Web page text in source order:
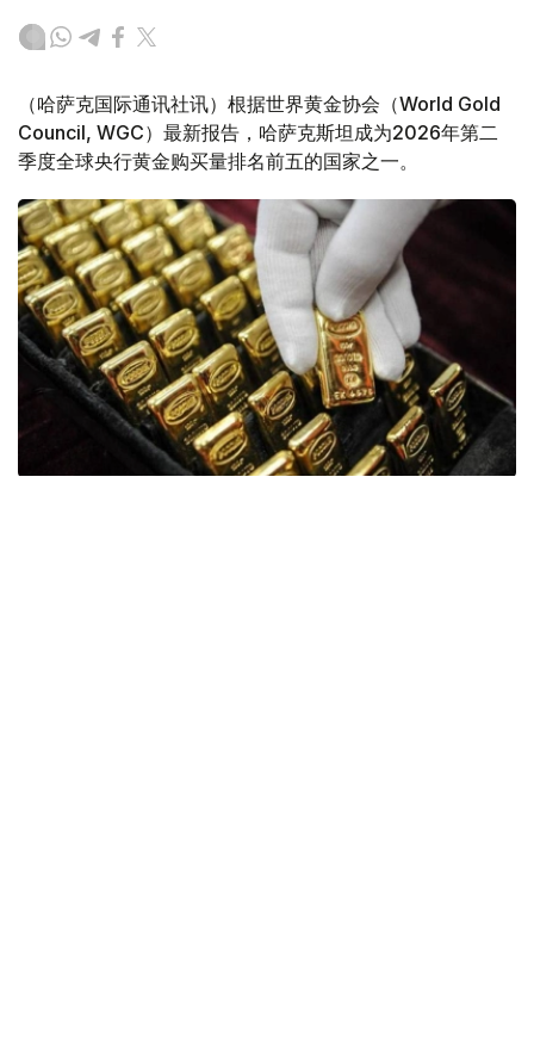
（哈萨克国际通讯社讯）根据世界黄金协会（World Gold
Council, WGC）最新报告，哈萨克斯坦成为2026年第二
季度全球央行黄金购买量排名前五的国家之一。